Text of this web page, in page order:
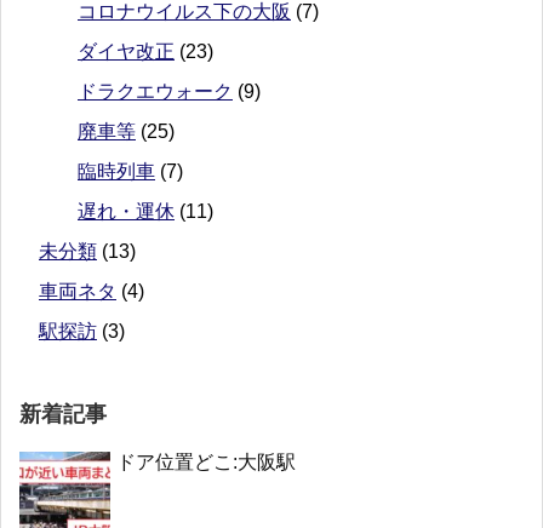
コロナウイルス下の大阪 (7)
ダイヤ改正 (23)
ドラクエウォーク (9)
廃車等 (25)
臨時列車 (7)
遅れ・運休 (11)
未分類 (13)
車両ネタ (4)
駅探訪 (3)
新着記事
ドア位置どこ:大阪駅